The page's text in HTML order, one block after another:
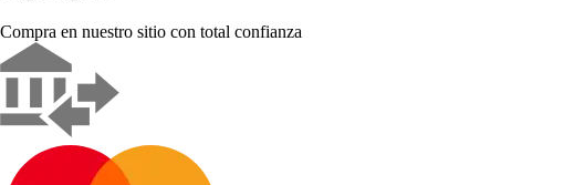
Compra en nuestro sitio con total confianza